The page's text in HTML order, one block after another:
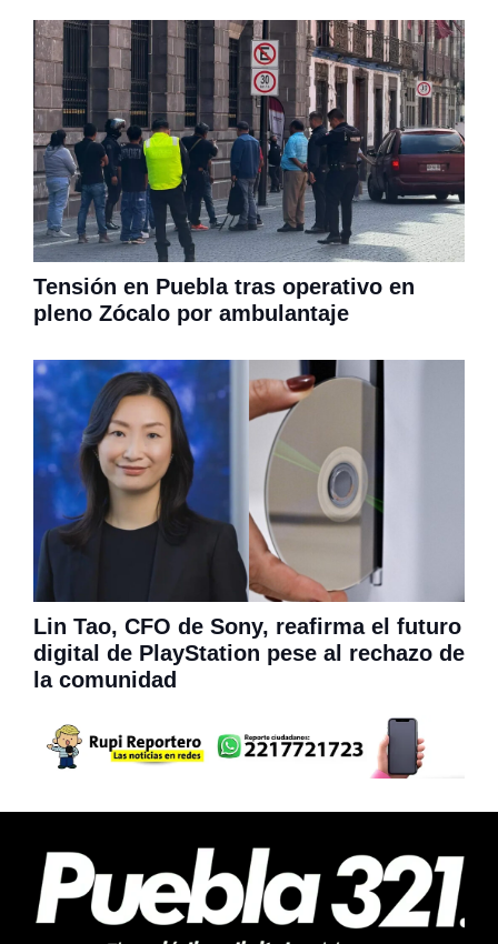
Tensión en Puebla tras operativo en
pleno Zócalo por ambulantaje
Lin Tao, CFO de Sony, reafirma el futuro
digital de PlayStation pese al rechazo de
la comunidad